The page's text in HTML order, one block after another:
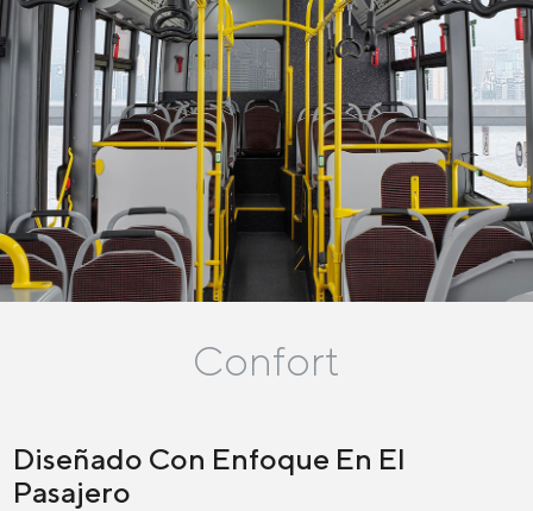
Confort
Diseñado Con Enfoque En El
Pasajero